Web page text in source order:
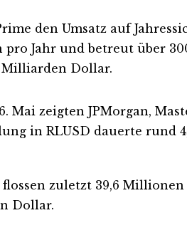
den Umsatz auf
Jahr und betreut über
Milliarden Dollar.
Mai zeigten JPMorgan,
in RLUSD dauerte rund
zuletzt 39,6
Dollar.